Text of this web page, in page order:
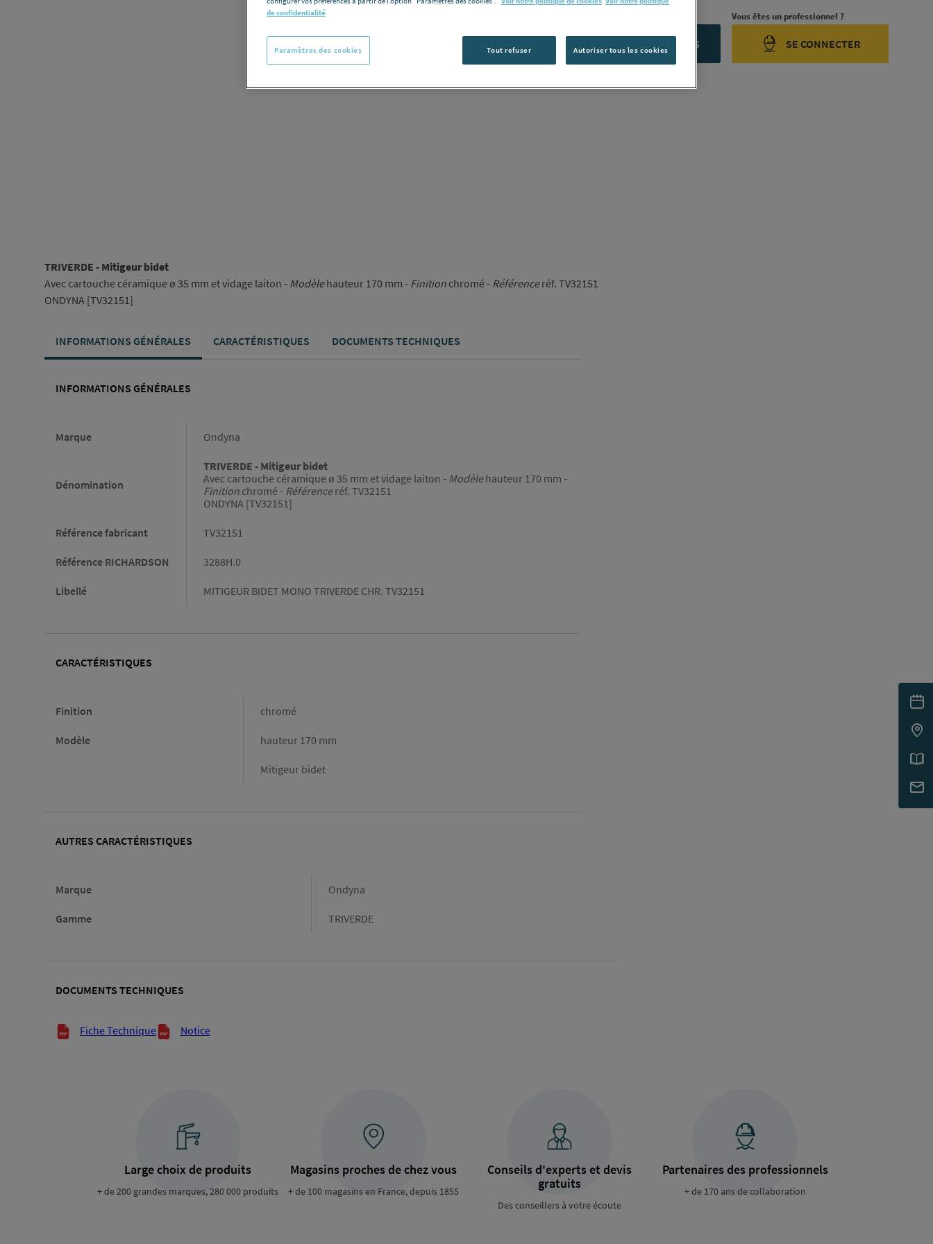
CONTACTEZ-NOUS
Vous êtes un professionnel ?
SE CONNECTER
TRIVERDE - Mitigeur bidet
Avec cartouche céramique ø 35 mm et vidage laiton - Modèlehauteur 170 mm - Finition chromé - Référenceréf. TV32151
ONDYNA [TV32151]
INFORMATIONS GÉNÉRALES CARACTÉRISTIQUES DOCUMENTS TECHNIQUES
INFORMATIONS GÉNÉRALES
Marque Ondyna
Dénomination
TRIVERDE - Mitigeur bidet
Avec cartouche céramique ø 35 mm et vidage laiton - Modèlehauteur 170 mm -
Finition chromé - Référenceréf. TV32151
ONDYNA [TV32151]
Référence fabricant TV32151
Référence RICHARDSON 3288H.0
Libellé MITIGEUR BIDET MONO TRIVERDE CHR. TV32151
CARACTÉRISTIQUES
Finition chromé
Modèle hauteur 170 mm
Mitigeur bidet
AUTRES CARACTÉRISTIQUES
Marque Marque
Ondyna
Gamme Gamme
TRIVERDE
DOCUMENTS TECHNIQUES
Documents techniques
Fiche Technique Notice
Large choix de produits
+ de 200 grandes marques, 280 000 produits
Magasins proches de chez vous
+ de 100 magasins en France, depuis 1855
Conseils d'experts et devis
gratuits
Des conseillers à votre écoute
Partenaires des professionnels
+ de 170 ans de collaboration
de confidentialité
Tout refuser Autoriser tous les cookies
Paramètres des cookies